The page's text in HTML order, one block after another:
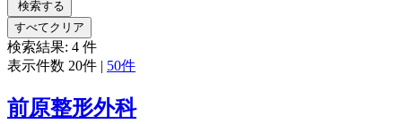
検索する
すべてクリア
検索結果: 4 件
表示件数 20件 | 50件
前原整形外科